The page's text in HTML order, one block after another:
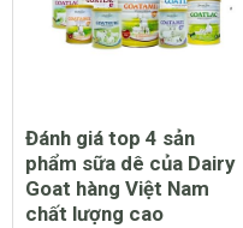
Đánh giá top 4 sản
phẩm sữa dê của Dairy
Goat hàng Việt Nam
chất lượng cao